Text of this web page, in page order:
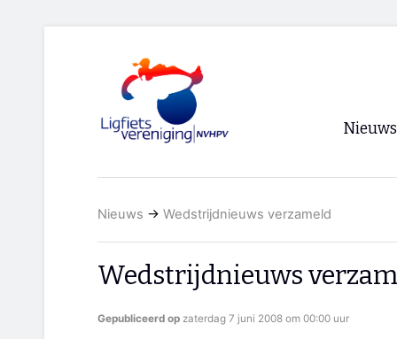
Nieuws
Nieuws → Wedstrijdnieuws verzameld
Wedstrijdnieuws
Gepubliceerd op zaterdag 7 juni 2008 om 00:00 uur